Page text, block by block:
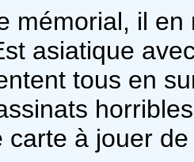
mémorial, il
asiatique
tous en
carte à jouer